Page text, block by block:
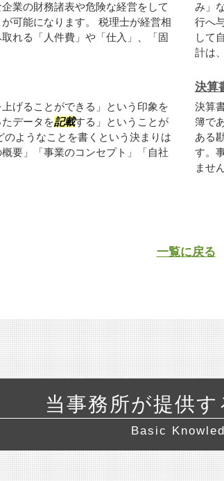
業の財務諸表や危険な経営をして
可能になります。 税理士が経営相
れる「人件費」や「仕入」、「固
み」
行へ
して
計は
げることができる」という印象を
データを記載する」ということが
ようなことを書くという決まりは
要」「事業のコンセプト」「自社
決算
決算
簿で
ある
す。
ませ
一覧に戻る
当事務所が提供
Basic